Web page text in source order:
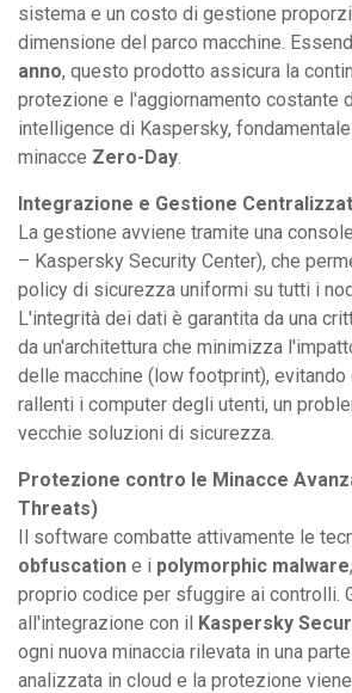
sistema e un costo di gestione
dimensione del parco macchine.
anno, questo prodotto assicura la
protezione e l'aggiornamento costante
intelligence di Kaspersky,
minacce Zero-Day.
Integrazione e Gestione
La gestione avviene tramite una
– Kaspersky Security Center), che
policy di sicurezza uniformi su tutti i
L'integrità dei dati è garantita da una
da un'architettura che minimizza
delle macchine (low footprint), evitando
rallenti i computer degli utenti, un
vecchie soluzioni di sicurezza.
Protezione contro le Minacce
Threats)
Il software combatte attivamente le
obfuscation e i polymorphic malware
proprio codice per sfuggire ai controlli.
all'integrazione con il Kaspersky
ogni nuova minaccia rilevata in una
analizzata in cloud e la protezione